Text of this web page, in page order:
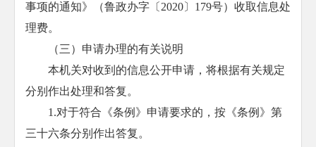
事项的通知》（鲁政办字〔2020〕179号）收取信息处
理费。
（三）申请办理的有关说明
本机关对收到的信息公开申请，将根据有关规定
分别作出处理和答复。
1.对于符合《条例》申请要求的，按《条例》第
三十六条分别作出答复。